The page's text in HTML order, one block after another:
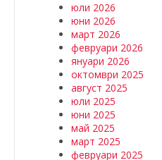
юли 2026
юни 2026
март 2026
февруари 2026
януари 2026
октомври 2025
август 2025
юли 2025
юни 2025
май 2025
март 2025
февруари 2025